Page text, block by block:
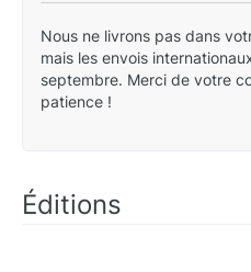
Nous ne livrons pas dans
mais les envois
septembre. Merci de votre
patience !
Éditions